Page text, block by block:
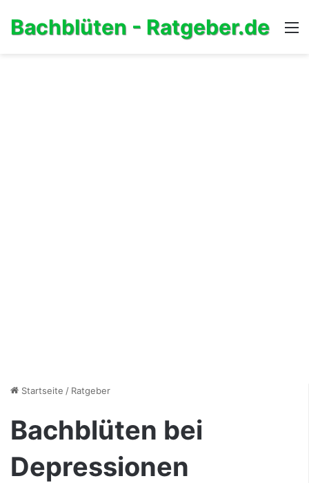
Bachblüten - Ratgeber.de
Startseite / Ratgeber
Bachblüten bei
Depressionen